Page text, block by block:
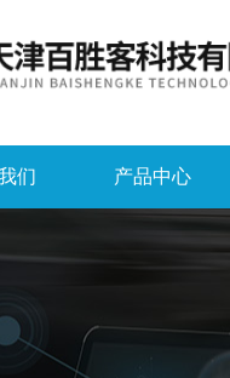
们 产品中心